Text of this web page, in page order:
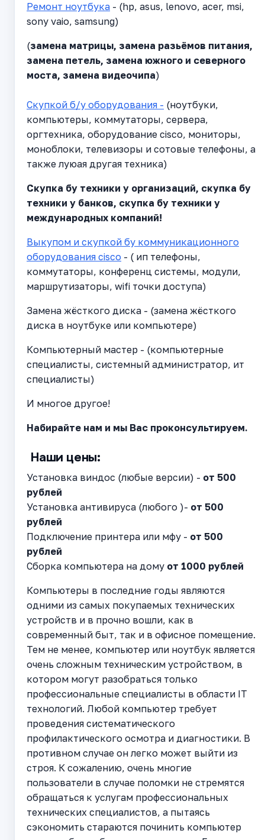
Ремонт ноутбука - (hp, asus, lenovo, acer, msi,
sony vaio, samsung)
(замена матрицы, замена разьёмов питания,
замена петель, замена южного и северного
моста, замена видеочипа)
Скупкой б/у оборудования - (ноутбуки,
компьютеры, коммутаторы, сервера,
оргтехника, оборудование cisco, мониторы,
моноблоки, телевизоры и сотовые телефоны, а
также луюая другая техника)
Cкупка бу техники у организаций, скупка бу
техники у банков, скупка бу техники у
международных компаний!
Выкупом и скупкой бу коммуникационного
оборудования cisco - ( ип телефоны,
коммутаторы, конференц системы, модули,
маршрутизаторы, wifi точки доступа)
Замена жёсткого диска - (замена жёсткого
диска в ноутбуке или компьютере)
Компьютерный мастер - (компьютерные
специалисты, системный администратор, ит
специалисты)
И многое другое!
Набирайте нам и мы Вас проконсультируем.
Наши цены:
Установка виндос (любые версии) - от 500
рублей
Установка антивируса (любого )- от 500
рублей
Подключение принтера или мфу - от 500
рублей
Сборка компьютера на дому от 1000 рублей
Компьютеры в последние годы являются
одними из самых покупаемых технических
устройств и в прочно вошли, как в
современный быт, так и в офисное помещение.
Тем не менее, компьютер или ноутбук является
очень сложным техническим устройством, в
котором могут разобраться только
профессиональные специалисты в области IT
технологий. Любой компьютер требует
проведения систематического
профилактического осмотра и диагностики. В
противном случае он легко может выйти из
строя. К сожалению, очень многие
пользователи в случае поломки не стремятся
обращаться к услугам профессиональных
технических специалистов, а пытаясь
сэкономить стараются починить компьютер